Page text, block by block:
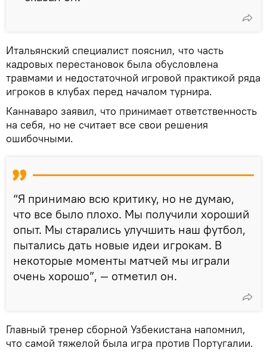
Итальянский специалист пояснил, что часть
кадровых перестановок была обусловлена
травмами и недостаточной игровой практикой ряда
игроков в клубах перед началом турнира.
Каннаваро заявил, что принимает ответственность
на себя, но не считает все свои решения
ошибочными.
“Я принимаю всю критику, но не думаю,
что все было плохо. Мы получили хороший
опыт. Мы старались улучшить наш футбол,
пытались дать новые идеи игрокам. В
некоторые моменты матчей мы играли
очень хорошо”, — отметил он.
Главный тренер сборной Узбекистана напомнил,
что самой тяжелой была игра против Португалии.